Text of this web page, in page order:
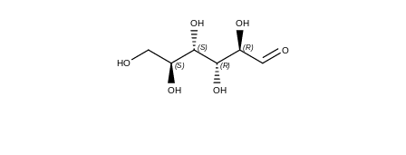
HO (S)
OH
(S)
OH
(R)
OH
(R)
OH
O